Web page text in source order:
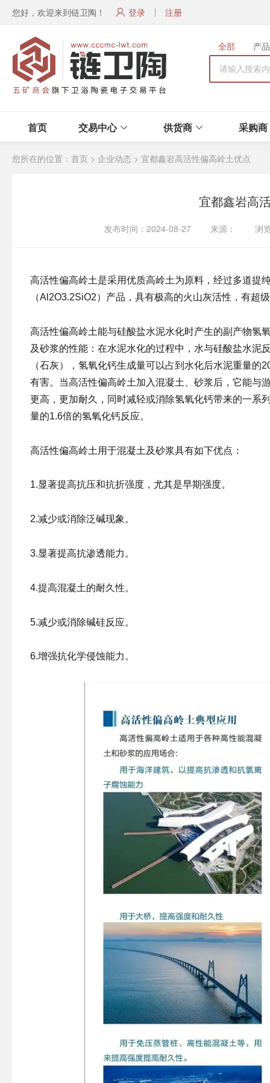
您好，欢迎来到链卫陶！ 登录 注册
全部 产品
首页 交易中心 供货商 采购商
您所在的位置： 首页 > 企业动态 > 宜都鑫岩高活性偏高岭土优点
宜都鑫岩高
发布时间：2024-08-27 来源： 浏
高活性偏高岭土是采用优质高岭土为原料，经过多道提
（Al2O3.2SiO2）产品，具有极高的火山灰活性，有超
高活性偏高岭土能与硅酸盐水泥水化时产生的副产物氢
及砂浆的性能：在水泥水化的过程中，水与硅酸盐水泥
（石灰），氢氧化钙生成量可以占到水化后水泥重量
有害。当高活性偏高岭土加入混凝土、砂浆后，它能与
更高，更加耐久，同时减轻或消除氢氧化钙带来的一系
量的1.6倍的氢氧化钙反应。
高活性偏高岭土用于混凝土及砂浆具有如下优点：
1.显著提高抗压和抗折强度，尤其是早期强度。
2.减少或消除泛碱现象。
3.显著提高抗渗透能力。
4.提高混凝土的耐久性。
5.减少或消除碱硅反应。
6.增强抗化学侵蚀能力。